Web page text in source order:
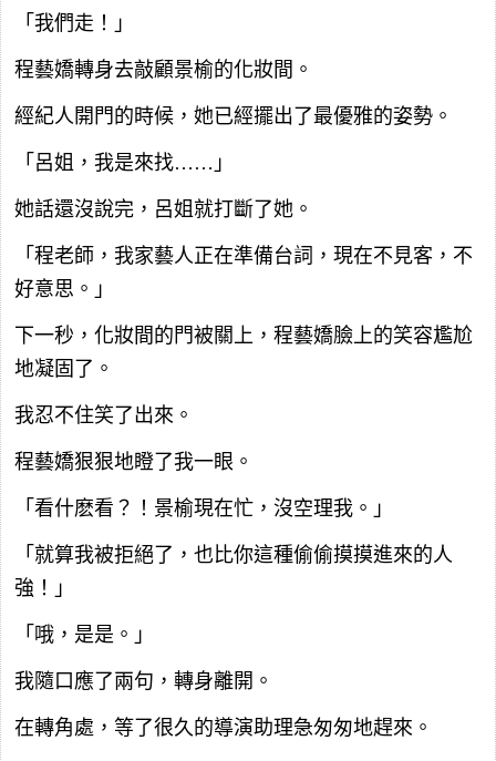
「我們走！」
程藝嬌轉身去敲顧景榆的化妝間。
經紀人開門的時候，她已經擺出了最優雅的姿勢。
「呂姐，我是來找……」
她話還沒說完，呂姐就打斷了她。
「程老師，我家藝人正在準備台詞，現在不見客，不
好意思。」
下一秒，化妝間的門被關上，程藝嬌臉上的笑容尷尬
地凝固了。
我忍不住笑了出來。
程藝嬌狠狠地瞪了我一眼。
「看什麽看？！景榆現在忙，沒空理我。」
「就算我被拒絕了，也比你這種偷偷摸摸進來的人
強！」
「哦，是是。」
我隨口應了兩句，轉身離開。
在轉角處，等了很久的導演助理急匆匆地趕來。